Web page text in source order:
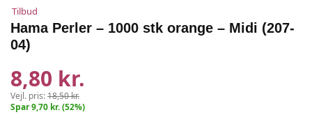
Tilbud
Hama Perler – 1000 stk orange – Midi (207-
04)
8,80 kr.
Vejl. pris:18,50 kr.
Spar 9,70 kr. (52%)